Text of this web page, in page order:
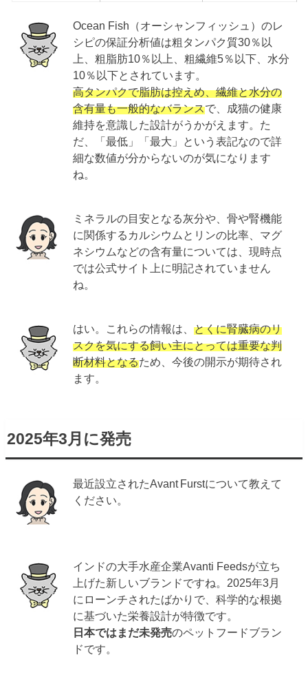
Ocean Fish（オーシャンフィッシュ）のレ
シピの保証分析値は粗タンパク質30％以
上、粗脂肪10％以上、粗繊維5％以下、水分
10％以下とされています。
高タンパクで脂肪は控えめ、繊維と水分の
含有量も一般的なバランスで、成猫の健康
維持を意識した設計がうかがえます。た
だ、「最低」「最大」という表記なので詳
細な数値が分からないのが気になります
ね。
ミネラルの目安となる灰分や、骨や腎機能
に関係するカルシウムとリンの比率、マグ
ネシウムなどの含有量については、現時点
では公式サイト上に明記されていません
ね。
はい。これらの情報は、とくに腎臓病のリ
スクを気にする飼い主にとっては重要な判
断材料となるため、今後の開示が期待され
ます。
2025年3月に発売
最近設立されたAvant Furstについて教えて
ください。
インドの大手水産企業Avanti Feedsが立ち
上げた新しいブランドですね。2025年3月
にローンチされたばかりで、科学的な根拠
に基づいた栄養設計が特徴です。
日本ではまだ未発売のペットフードブラン
ドです。